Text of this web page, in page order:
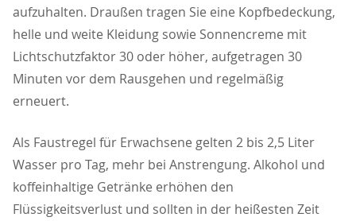
aufzuhalten. Draußen tragen Sie eine Kopfbedeckung,
helle und weite Kleidung sowie Sonnencreme mit
Lichtschutzfaktor 30 oder höher, aufgetragen 30
Minuten vor dem Rausgehen und regelmäßig
erneuert.
Als Faustregel für Erwachsene gelten 2 bis 2,5 Liter
Wasser pro Tag, mehr bei Anstrengung. Alkohol und
koffeinhaltige Getränke erhöhen den
Flüssigkeitsverlust und sollten in der heißesten Zeit